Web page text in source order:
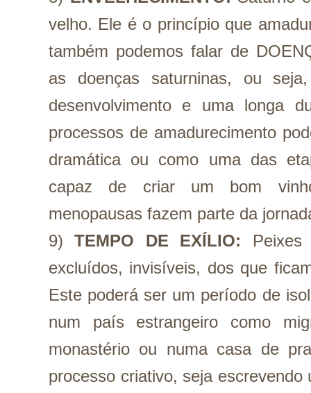
velho. Ele é o princípio que
também podemos falar de
as doenças saturninas, ou
desenvolvimento e uma longa
processos de amadurecimento
dramática ou como uma das
capaz de criar um bom
menopausas fazem parte da
9) TEMPO DE EXÍLIO:
excluídos, invisíveis, dos que
Este poderá ser um período de
num país estrangeiro como
monastério ou numa casa de
processo criativo, seja